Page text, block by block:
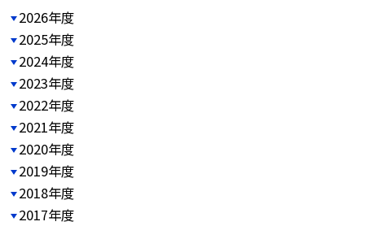
2026年度
2025年度
2024年度
2023年度
2022年度
2021年度
2020年度
2019年度
2018年度
2017年度